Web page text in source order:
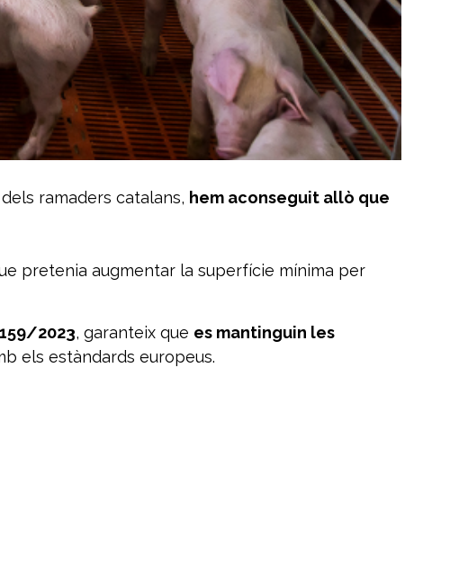
ramaders catalans, hem aconseguit allò que
pretenia augmentar la superfície mínima per
2023, garanteix que es mantinguin les
els estàndards europeus.